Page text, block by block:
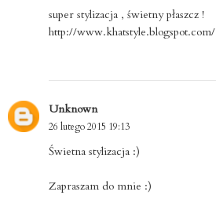
super stylizacja , świetny płaszcz !
http://www.khatstyle.blogspot.com/
Unknown
26 lutego 2015 19:13
Świetna stylizacja :)
Zapraszam do mnie :)